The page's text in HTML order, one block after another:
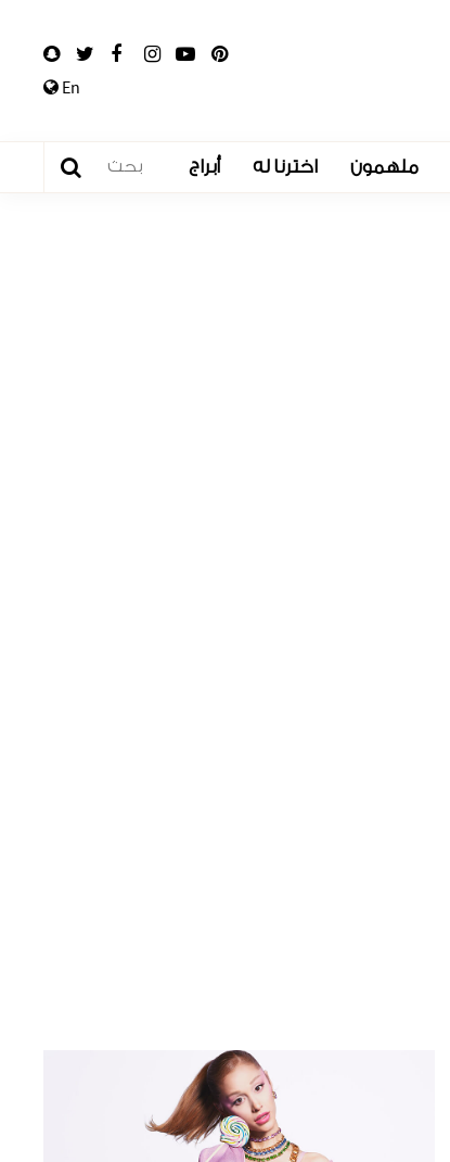
En
ملهمون اخترنا له أبراج